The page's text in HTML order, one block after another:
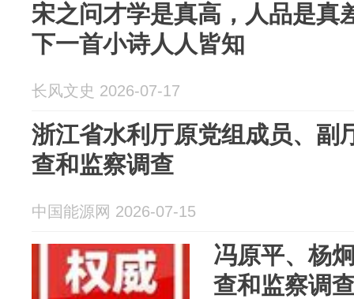
宋之问才学是真高，人品是真
下一首小诗人人皆知
长风文史 2026-07-17
浙江省水利厅原党组成员、副
查和监察调查
中国能源网 2026-07-15
冯原平、杨
查和监察调